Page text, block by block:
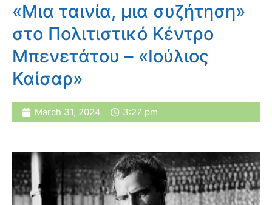
«Μια ταινία, μια συζήτηση»
στο Πολιτιστικό Κέντρο
Μπενετάτου – «Ιούλιος
Καίσαρ»
March 31, 2024 3:27 pm